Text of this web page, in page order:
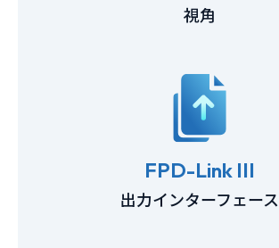
視角
FPD-Link III
出力インターフェース